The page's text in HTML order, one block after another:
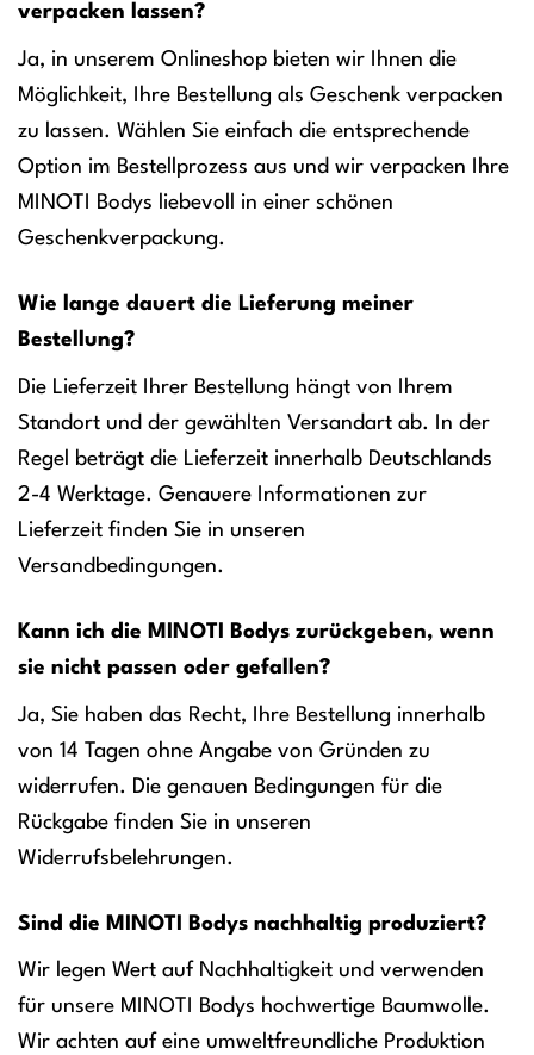
verpacken lassen?
Ja, in unserem Onlineshop bieten wir Ihnen die
Möglichkeit, Ihre Bestellung als Geschenk verpacken
zu lassen. Wählen Sie einfach die entsprechende
Option im Bestellprozess aus und wir verpacken Ihre
MINOTI Bodys liebevoll in einer schönen
Geschenkverpackung.
Wie lange dauert die Lieferung meiner
Bestellung?
Die Lieferzeit Ihrer Bestellung hängt von Ihrem
Standort und der gewählten Versandart ab. In der
Regel beträgt die Lieferzeit innerhalb Deutschlands
2-4 Werktage. Genauere Informationen zur
Lieferzeit finden Sie in unseren
Versandbedingungen.
Kann ich die MINOTI Bodys zurückgeben, wenn
sie nicht passen oder gefallen?
Ja, Sie haben das Recht, Ihre Bestellung innerhalb
von 14 Tagen ohne Angabe von Gründen zu
widerrufen. Die genauen Bedingungen für die
Rückgabe finden Sie in unseren
Widerrufsbelehrungen.
Sind die MINOTI Bodys nachhaltig produziert?
Wir legen Wert auf Nachhaltigkeit und verwenden
für unsere MINOTI Bodys hochwertige Baumwolle.
Wir achten auf eine umweltfreundliche Produktion